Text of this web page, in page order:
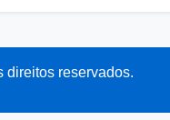
direitos reservados.